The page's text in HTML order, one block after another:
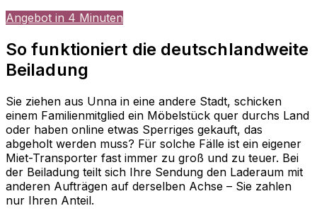
Angebot in 4 Minuten
So funktioniert die deutschlandweite
Beiladung
Sie ziehen aus Unna in eine andere Stadt, schicken
einem Familienmitglied ein Möbelstück quer durchs Land
oder haben online etwas Sperriges gekauft, das
abgeholt werden muss? Für solche Fälle ist ein eigener
Miet-Transporter fast immer zu groß und zu teuer. Bei
der Beiladung teilt sich Ihre Sendung den Laderaum mit
anderen Aufträgen auf derselben Achse – Sie zahlen
nur Ihren Anteil.